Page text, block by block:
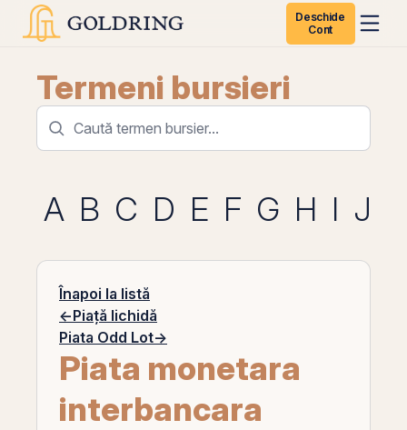
Deschide
Cont
Termeni bursieri
A B C D E F G H I J
Înapoi la listă
←Piață lichidă
Piata Odd Lot→
Piata monetara
interbancara